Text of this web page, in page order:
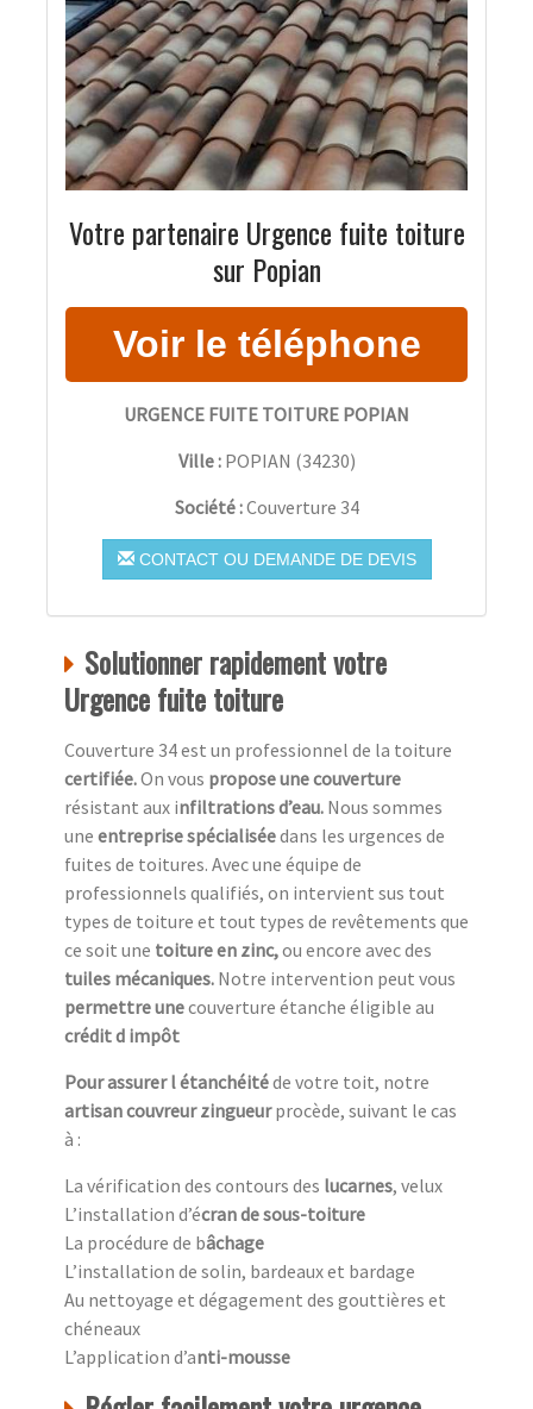
Votre partenaire Urgence fuite toiture
sur Popian
URGENCE FUITE TOITURE POPIAN
Ville : POPIAN (34230)
Société :Couverture 34
CONTACT OU DEMANDE DE DEVIS
Solutionner rapidement votre
Urgence fuite toiture
Couverture 34 est un professionnel de la toiture
certifiée.On vous propose une couverture
résistant aux infiltrations d’eau. Nous sommes
une entreprise spécialiséedans les urgences de
fuites de toitures. Avec une équipe de
professionnels qualifiés, on intervient sus tout
types de toiture et tout types de revêtements que
ce soit une toiture en zinc,ou encore avec des
tuiles mécaniques. Notre intervention peut vous
permettre unecouverture étanche éligible au
crédit d impôt
Pour assurer l étanchéitéde votre toit, notre
artisan couvreur zingueurprocède, suivant le cas
à :
La vérification des contours des lucarnes, velux
L’installation d’écran de sous-toiture
La procédure de bâchage
L’installation de solin, bardeaux et bardage
Au nettoyage et dégagement des gouttières et
chéneaux
L’application d’anti-mousse